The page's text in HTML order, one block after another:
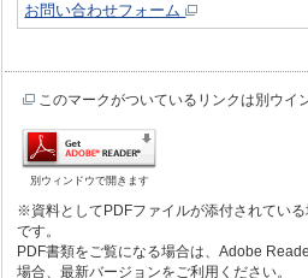
お問い合わせフォーム
このマークがついているリンクは別ウイ
別ウィンドウで開きます
※資料としてPDFファイルが添付されてい
です。
PDF書類をご覧になる場合は、Adobe
場合、最新バージョンをご利用ください。